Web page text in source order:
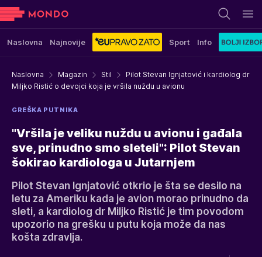
Naslovna Najnovije Sport Info
Naslovna Magazin Stil
Pilot Stevan Ignjatović i kardiolog dr
Miljko Ristić o devojci koja je vršila nuždu u avionu
GREŠKA PUTNIKA
"Vršila je veliku nuždu u avionu i gađala
sve, prinudno smo sleteli": Pilot Stevan
šokirao kardiologa u Jutarnjem
Pilot Stevan Ignjatović otkrio je šta se desilo na
letu za Ameriku kada je avion morao prinudno da
sleti, a kardiolog dr Miljko Ristić je tim povodom
upozorio na grešku u putu koja može da nas
košta zdravlja.